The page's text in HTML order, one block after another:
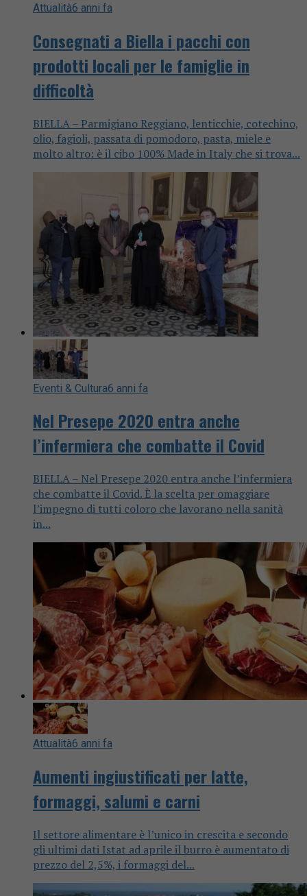
Attualità6 anni fa
Consegnati a Biella i pacchi con
prodotti locali per le famiglie in
difficoltà
BIELLA – Parmigiano Reggiano, lenticchie, cotechino,
olio, fagioli, passata di pomodoro, pasta, miele e
molto altro: è il cibo 100% Made in Italy che si trova...
Eventi & Cultura6 anni fa
Nel Presepe 2020 entra anche
l’infermiera che combatte il Covid
BIELLA – Nel Presepe 2020 entra anche l’infermiera
che combatte il Covid. È la scelta per omaggiare
l’impegno di tutti coloro che lavorano nella sanità
in...
Attualità6 anni fa
Aumenti ingiustificati per latte,
formaggi, salumi e carni
Il settore alimentare è l’unico in crescita e secondo
gli ultimi dati Istat ad aprile il burro è aumentato di
prezzo del 2,5%, i formaggi del...